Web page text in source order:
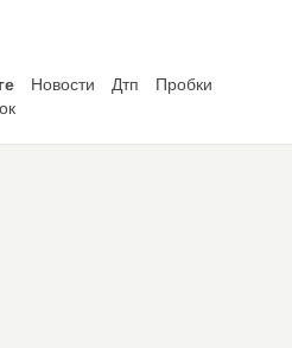
Новости Дтп
Пробки